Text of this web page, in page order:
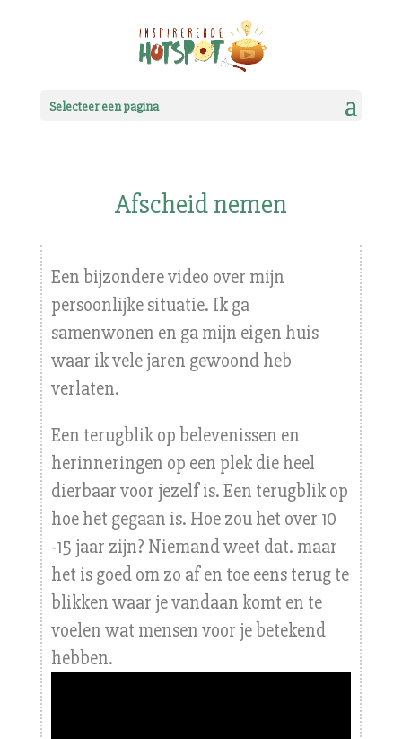
Selecteer een pagina
Afscheid nemen
Een bijzondere video over mijn
persoonlijke situatie. Ik ga
samenwonen en ga mijn eigen huis
waar ik vele jaren gewoond heb
verlaten.
Een terugblik op belevenissen en
herinneringen op een plek die heel
dierbaar voor jezelf is. Een terugblik op
hoe het gegaan is. Hoe zou het over 10
-15 jaar zijn? Niemand weet dat. maar
het is goed om zo af en toe eens terug te
blikken waar je vandaan komt en te
voelen wat mensen voor je betekend
hebben.